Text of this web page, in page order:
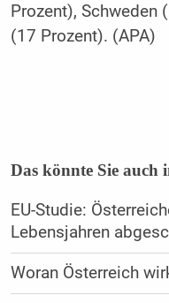
Prozent), Schweden
(17 Prozent). (APA)
Das könnte Sie auch
EU-Studie:
Lebensjahren
Woran Österreich